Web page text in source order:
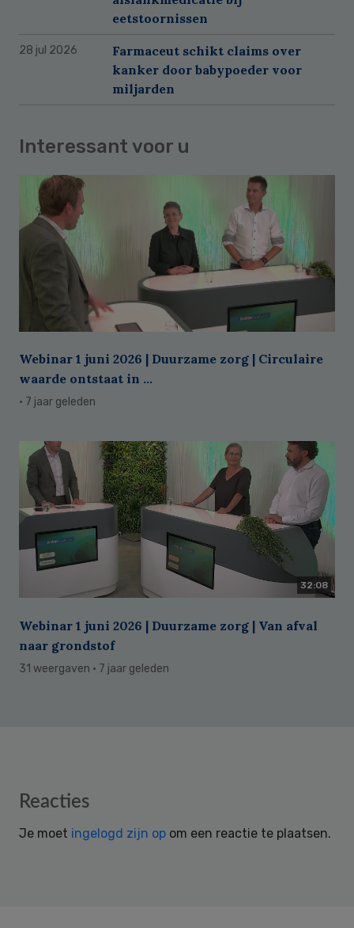
eetstoornissen
28 jul 2026
Farmaceut schikt claims over
kanker door babypoeder voor
miljarden
Interessant voor u
Webinar 1 juni 2026 | Duurzame zorg | Circulaire
waarde ontstaat in ...
· 7 jaar geleden
32:08
Webinar 1 juni 2026 | Duurzame zorg | Van afval
naar grondstof
31 weergaven · 7 jaar geleden
Reader
Reacties
Je moet ingelogd zijn op om een reactie te plaatsen.